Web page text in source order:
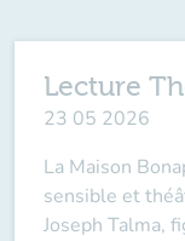
Lecture
23 05 2026
La Maison
sensible et
Joseph Talma,